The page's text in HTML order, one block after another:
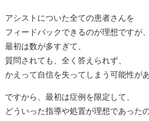
アシストについた全ての患者さんを
フィードバックできるのが理想ですが、
最初は数が多すぎて、
質問されても、全く答えられず、
かえって自信を失ってしまう可能性が
ですから、最初は症例を限定して、
どういった指導や処置が理想であったの